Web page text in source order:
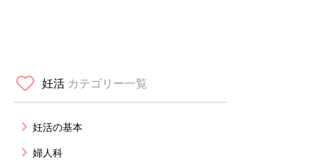
妊活 カテゴリー一覧
妊活の基本
婦人科